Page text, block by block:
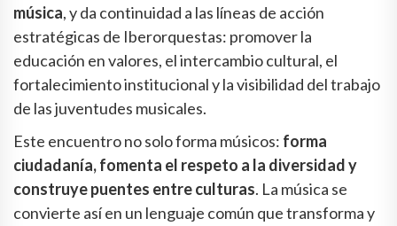
música, y da continuidad a las líneas de acción
estratégicas de Iberorquestas: promover la
educación en valores, el intercambio cultural, el
fortalecimiento institucional y la visibilidad del trabajo
de las juventudes musicales.
Este encuentro no solo forma músicos: forma
ciudadanía, fomenta el respeto a la diversidad y
construye puentes entre culturas. La música se
convierte así en un lenguaje común que transforma y